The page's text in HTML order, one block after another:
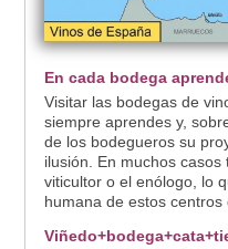
En cada bodega
Visitar las bodegas de
siempre aprendes y,
de los bodegueros su
ilusión. En muchos
viticultor o el enólogo, lo
humana de estos centros